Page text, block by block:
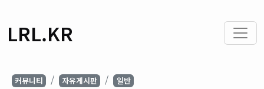
LRL.KR
커뮤니티 자유게시판 일반